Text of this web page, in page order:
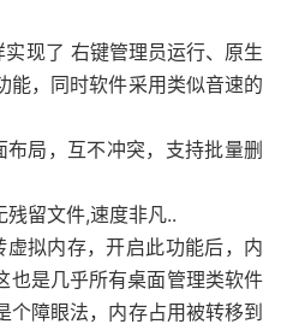
现了 右键管理员运行、原生
能，同时软件采用类似音速的
局，互不冲突，支持批量删
留文件,速度非凡..
拟内存，开启此功能后，内
也是几乎所有桌面管理类软件
个障眼法，内存占用被转移到